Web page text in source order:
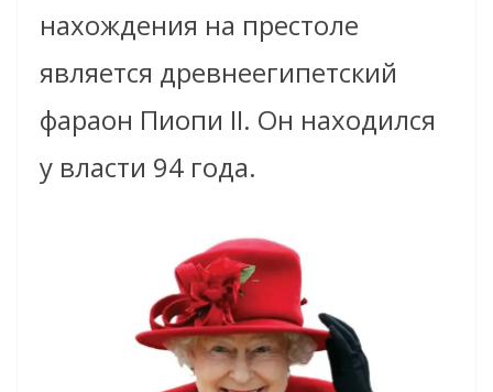
нахождения на престоле
является древнеегипетский
фараон Пиопи II. Он находился
у власти 94 года.